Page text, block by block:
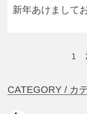
新年あけまして
1
CATEGORY / カ